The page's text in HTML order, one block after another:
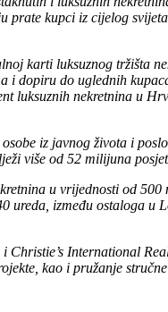
prate kupci iz cijelog
karti luksuznog tržišta
dopiru do uglednih
luksuznih nekretnina u
iz javnog života i
više od 52 milijuna
u vrijednosti od
ureda, između ostaloga u
International
kao i pružanje